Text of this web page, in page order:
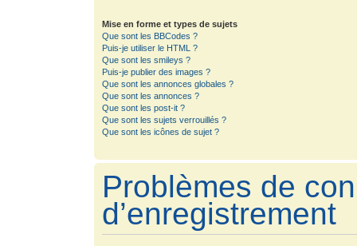
Mise en forme et types de sujets
Que sont les BBCodes ?
Puis-je utiliser le HTML ?
Que sont les smileys ?
Puis-je publier des images ?
Que sont les annonces globales ?
Que sont les annonces ?
Que sont les post-it ?
Que sont les sujets verrouillés ?
Que sont les icônes de sujet ?
Problèmes de
d’enregistrement